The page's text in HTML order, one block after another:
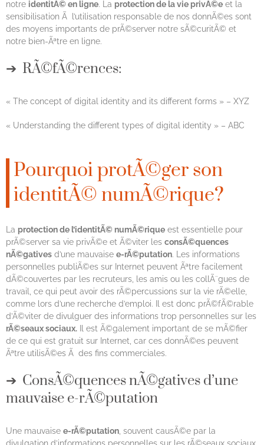
notre identitÃ© en ligne. La protection de la vie privÃ©e et la
sensibilisation Ã l’utilisation responsable de nos donnÃ©es sont
des moyens importants de prÃ©server notre sÃ©curitÃ© et
notre bien-Ãªtre en ligne.
RÃ©fÃ©rences:
« The concept of digital identity and its different forms » – XYZ
« Understanding the different types of digital identity » – ABC
Pourquoi protÃ©ger son
identitÃ© numÃ©rique?
La protection de l’identitÃ© numÃ©rique est essentielle pour
prÃ©server sa vie privÃ©e et Ã©viter les consÃ©quences
nÃ©gatives d’une mauvaise e-rÃ©putation. Les informations
personnelles publiÃ©es sur Internet peuvent Ãªtre facilement
dÃ©couvertes par les recruteurs, les amis ou les collÃ¨gues de
travail, ce qui peut avoir des rÃ©percussions sur la vie rÃ©elle,
comme lors d’une recherche d’emploi. Il est donc prÃ©fÃ©rable
d’Ã©viter de divulguer des informations trop personnelles sur les
rÃ©seaux sociaux. Il est Ã©galement important de se mÃ©fier
de ce qui est gratuit sur Internet, car ces donnÃ©es peuvent
Ãªtre utilisÃ©es Ã des fins commerciales.
ConsÃ©quences nÃ©gatives d’une
mauvaise e-rÃ©putation
Une mauvaise e-rÃ©putation , souvent causÃ©e par la